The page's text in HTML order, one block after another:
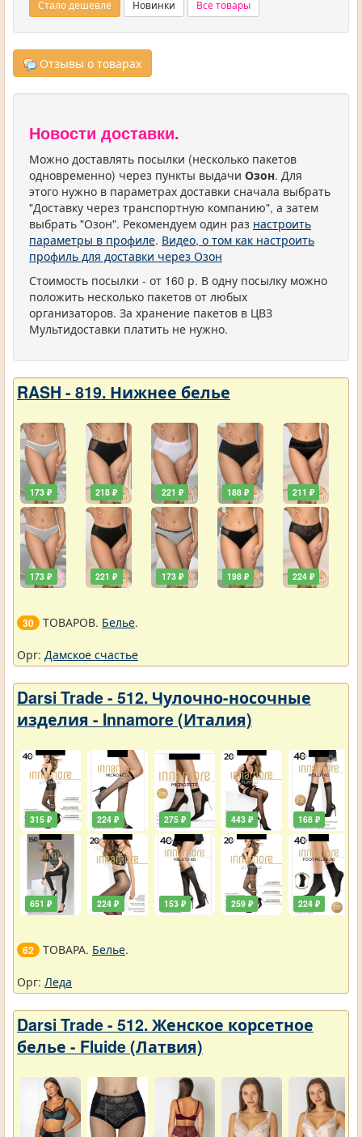
Стало дешевле Новинки Все товары
Отзывы о товарах
Новости доставки.
Можно доставлять посылки (несколько пакетов
одновременно) через пункты выдачи Озон. Для
этого нужно в параметрах доставки сначала выбрать
"Доставку через транспортную компанию", а затем
выбрать "Озон". Рекомендуем один раз настроить
параметры в профиле. Видео, о том как настроить
профиль для доставки через Озон
Стоимость посылки - от 160 р. В одну посылку можно
положить несколько пакетов от любых
организаторов. За хранение пакетов в ЦВЗ
Мультидоставки платить не нужно.
RASH - 819. Нижнее белье
173 ₽
173 ₽
218 ₽
221 ₽
221 ₽
173 ₽
188 ₽
198 ₽
211 ₽
224 ₽
30 ТОВАРОВ. Белье.
Орг: Дамское счастье
Darsi Trade - 512. Чулочно-носочные
изделия - Innamore (Италия)
315 ₽
651 ₽
224 ₽
224 ₽
275 ₽
153 ₽
443 ₽
259 ₽
168 ₽
224 ₽
62 ТОВАРА. Белье.
Орг: Леда
Darsi Trade - 512. Женское корсетное
белье - Fluide (Латвия)